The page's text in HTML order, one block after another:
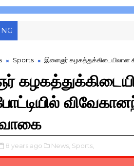
Sports இளைஞர் கழகத்துக்கிடையிலான
8 years ago News, Sports,